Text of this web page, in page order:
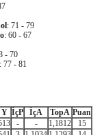
: 71 - 79
: 60 - 67
- 70
: 77 - 81
Y İçP İçA TopA Puan
- - 1,1812
15